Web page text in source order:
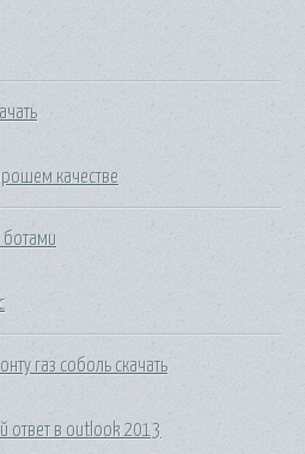
качестве
ботами
газ соболь скачать
ответ в outlook 2013